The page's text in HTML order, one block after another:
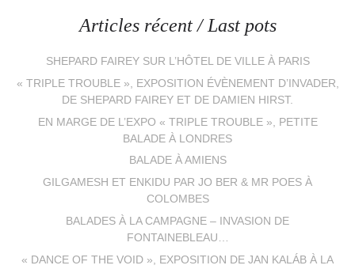
Articles récent / Last pots
SHEPARD FAIREY SUR L’HÔTEL DE VILLE À PARIS
« TRIPLE TROUBLE », EXPOSITION ÉVÈNEMENT D’INVADER,
DE SHEPARD FAIREY ET DE DAMIEN HIRST.
EN MARGE DE L’EXPO « TRIPLE TROUBLE », PETITE
BALADE À LONDRES
BALADE À AMIENS
GILGAMESH ET ENKIDU PAR JO BER & MR POES À
COLOMBES
BALADES À LA CAMPAGNE – INVASION DE
FONTAINEBLEAU…
« DANCE OF THE VOID », EXPOSITION DE JAN KALÁB À LA